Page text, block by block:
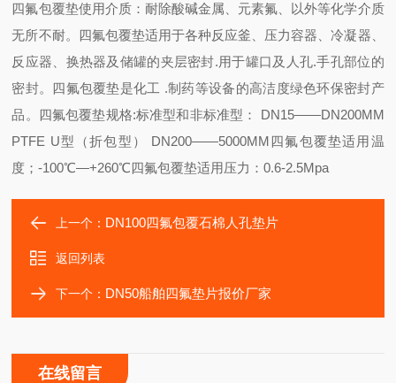
四氟包覆垫使用介质：耐除酸碱金属、元素氟、以外等化学介质
无所不耐。
四氟包覆垫适用于各种反应釜、压力容器、冷凝器、
反应器、换热器及储罐的夹层密封.用于罐口及人孔.手孔部位的
密封。四氟包覆垫是化工 .制药等设备的高洁度绿色环保密封产
品。
四氟包覆垫规格:标准型和非标准型： DN15——DN200MM
PTFE U型（折包型） DN200——5000MM 四氟包覆垫适用温
度；-100℃—+260℃四氟包覆垫适用压力：0.6-2.5Mpa
上一个： DN100四氟包覆石棉人孔垫片
返回列表
下一个： DN50船舶四氟垫片报价厂家
在线留言